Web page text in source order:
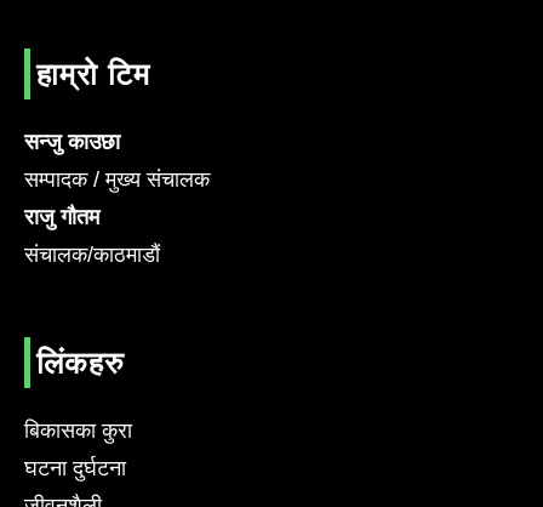
हाम्रो टिम
सन्जु काउछा
सम्पादक / मुख्य संचालक
राजु गौतम
संचालक/काठमाडौं
लिंकहरु
बिकासका कुरा
घटना दुर्घटना